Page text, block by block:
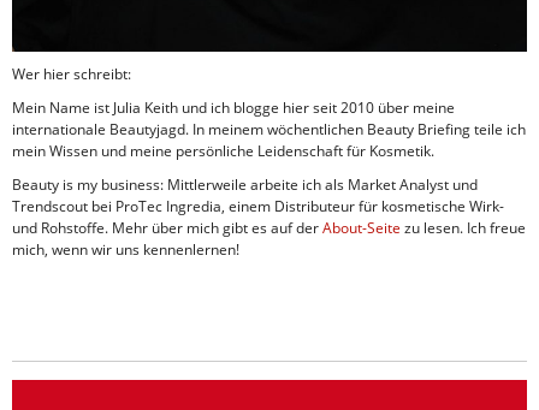
Wer hier schreibt:
Mein Name ist Julia Keith und ich blogge hier seit 2010 über meine
internationale Beautyjagd. In meinem wöchentlichen Beauty Briefing teile ich
mein Wissen und meine persönliche Leidenschaft für Kosmetik.
Beauty is my business: Mittlerweile arbeite ich als Market Analyst und
Trendscout bei ProTec Ingredia, einem Distributeur für kosmetische Wirk-
und Rohstoffe. Mehr über mich gibt es auf derAbout-Seite zu lesen. Ich freue
mich, wenn wir uns kennenlernen!